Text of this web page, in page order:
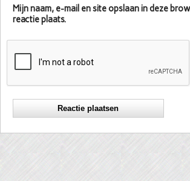
Mijn naam, e-mail en site opslaan in deze
reactie plaats.